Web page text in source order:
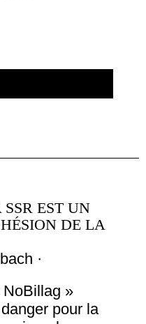
EST UN
DE LA
·
NoBillag »
pour la